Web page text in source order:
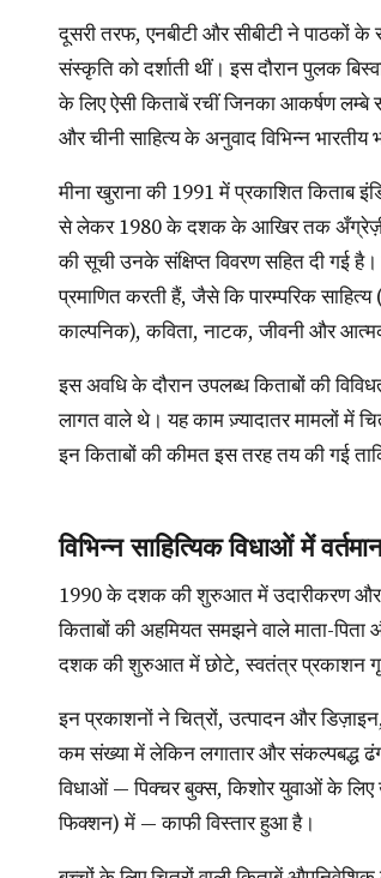
दूसरी तरफ, एनबीटी और सीबीटी ने पाठकों के सामने और भी ज़्यादा समकालीन कहानियाँ पेश कीं जो भारत के लोकाचार और
संस्कृति को दर्शाती थीं। इस दौरान पुलक
के लिए ऐसी किताबें रचीं जिनका आकर्षण
और चीनी साहित्य के अनुवाद विभिन्न भारतीय
मीना खुराना की 1991 में प्रकाशित किताब इंडियन सबकॉन्टीनेंट इन लिटरेचर फ़ॉर चिल्ड्रन एण्ड एडल्ट्स में आज़ादी के बाद
से लेकर 1980 के दशक के आखिर तक अँग्रेज़ी
की सूची उनके संक्षिप्त विवरण सहित दी गई
प्रमाणित करती हैं, जैसे कि पारम्परिक
काल्पनिक), कविता, नाटक, जीवनी और
इस अवधि के दौरान उपलब्ध किताबों की विविधता और संख्या के बावजूद, कुछ को छोड़ दें तो भारत के ज़्यादातर प्रकाशन कम
लागत वाले थे। यह काम ज़्यादातर मामलों में
इन किताबों की कीमत इस तरह तय की गई
विभिन्न साहित्यिक विधाओं में
1990 के दशक की शुरुआत में उदारीकरण और अर्थव्यवस्था के खुलने के बाद, शहरी, मध्यम वर्गीय बच्चों और उनके सुशिक्षित,
किताबों की अहमियत समझने वाले माता-
दशक की शुरुआत में छोटे, स्वतंत्र प्रकाशन
इन प्रकाशनों ने चित्रों, उत्पादन और डिज़ाइन, और किताबों को पाठकों तक पहुँचाने के रचनात्मक तरीकों पर ध्यान देते हुए
कम संख्या में लेकिन लगातार और संकल्पबद्ध
विधाओं — पिक्चर बुक्स, किशोर युवाओं के लिए
फिक्शन) में — काफी विस्तार हुआ है।